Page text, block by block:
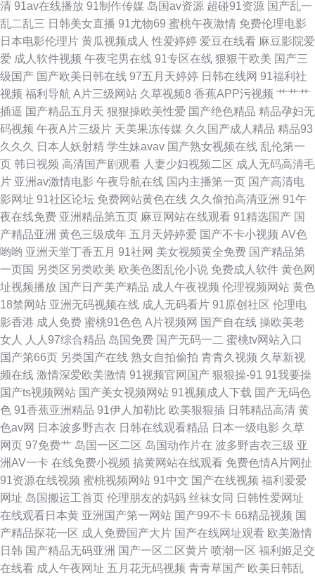
人妖肛交 美女打炮网站 亚洲x片 超碰免费人人草 伦理第一页 午夜影院a aV
另类 黄色上床网站 日韩3级片 91精品视频一区 丰满人妻无码 欧美在线A√
91p最新网址 国产成人内射 欧美色淫色
清 91av在线播放 91制作传媒 岛国av资源 超碰91资源 国产乱一
乱二乱三 日韩美女直播 91尤物69 蜜桃午夜激情 免费伦理电影
日本电影伦理片 黄瓜视频成人 性爱婷婷 爱豆在线看 麻豆影院爱
爱 成人软件视频 午夜宅男在线 91专区在线 狠狠干欧美 国产三
级国产 国产欧美日韩在线 97五月天婷婷 日韩在线网 91福利社
视频 福利导航 A片三级网站 久草视频8 香蕉APP污视频 艹艹艹
插逼 国产精品五月天 狠狠操欧美性爱 国产绝色精品 精品孕妇无
码视频 午夜A片三级片 天美果冻传媒 久久国产成人精品 精品93
久久久
日本人妖射精 学生妹avav 国产熟女视频在线 乱伦第一
页 韩日视频 高清国产剧观看 人妻少妇视频二区 成人无码高清毛
片 亚洲av激情电影 午夜导航在线 国内主播第一页 国产高清电
影网址 91社区论坛 免费网站黄色在线 久久偷拍高清亚洲 91午
夜在线免费 亚洲精品第五页 麻豆网站在线观看 91精选国产 国
产精品亚洲 黄色三级成年 五月天婷婷爱 国产不卡小视频 AV色
哟哟 亚洲天堂丁香五月 91社网 美女视频黄全免费 国产精品第
一页国 另类区另类欧美 欧美色图乱伦小说 免费成人软件 黄色网
址视频播放 国产日产美产精品 成人午夜视频 伦理视频网站 黄色
18禁网站 亚洲无码视频在线 成人无码看片 91原创社区 伦理电
影香港 成人免费 蜜桃91色色 A片视频网 国产自在线 操欧美老
女人
人人97综合精品 岛国免费 国产无码一二 蜜桃tv网站入口
国产第66页 另类国产在线 熟女自拍偷拍 青青久视频 久草新视
频在线 激情深爱欧美激情 91视频官网国产 狠狠操-91 91我要操
国产ts视频网站 国产美女视频网站 91视频成人下载 国产无码色
色 91香蕉亚洲精品 91伊人加勒比 欧美狠狠插 日韩精品高清 黄
色av网 日本波多野吉衣 日韩在线观看精品 日本一级电影 久草
网页 97免费艹 岛国一区二区 岛国动作片在 波多野吉衣三级 亚
洲AV一卡 在线免费小视频 搞黄网站在线观看 免费色情A片网扯
91资源在线视频 蜜桃视频网站 91中文 国产在线视频 福利爱爱
网址 岛国搬运工首页 伦理朋友的妈妈 丝袜女同 日韩性爱网址
在线观看日本黄 亚洲国产第一网站 国产99不卡 66精品视频 国
产精品探花一区 成人免费国产大片 国产在线网址观看 欧美激情
日韩 国产精品无码亚洲 国产一区二区黄片 喷潮一区 福利姬足交
在线看 成人午夜网址 五月花无码视频 青青草国产 欧美日韩乱